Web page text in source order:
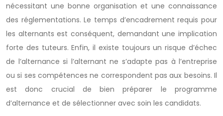
nécessitant une bonne organisation et une connaissance
des réglementations. Le temps d’encadrement requis pour
les alternants est conséquent, demandant une implication
forte des tuteurs. Enfin, il existe toujours un risque d’échec
de l’alternance si l’alternant ne s’adapte pas à l’entreprise
ou si ses compétences ne correspondent pas aux besoins. Il
est donc crucial de bien préparer le programme
d’alternance et de sélectionner avec soin les candidats.